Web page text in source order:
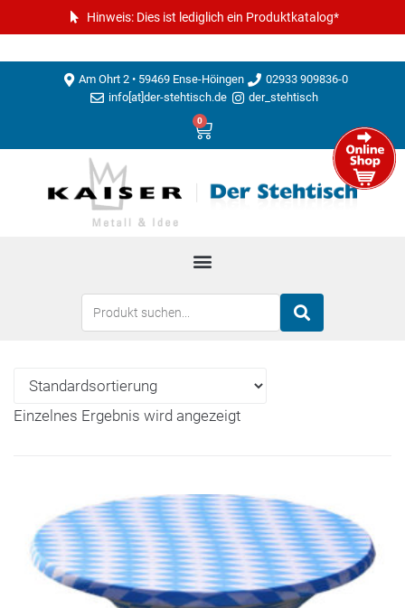
Hinweis: Dies ist lediglich ein Produktkatalog*
Am Ohrt 2 • 59469 Ense-Höingen
02933 909836-0
info[at]der-stehtisch.de
der_stehtisch
0
Einzelnes Ergebnis wird angezeigt